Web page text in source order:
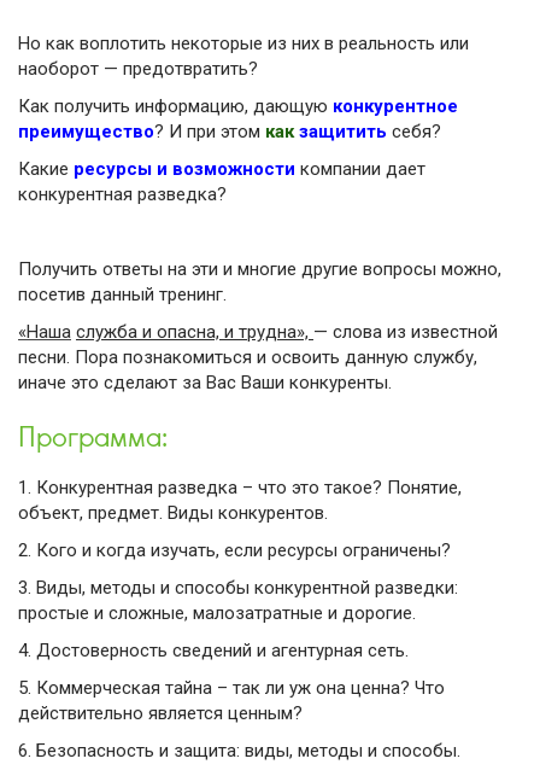
Но как воплотить некоторые из них в реальность или
наоборот — предотвратить?
Как получить информацию, дающую конкурентное
преимущество? И при этом какзащитить себя?
Какие ресурсы и возможности компании дает
конкурентная разведка?
Получить ответы на эти и многие другие вопросы можно,
посетив данный тренинг.
«Наша служба и опасна, и трудна», — слова из известной
песни. Пора познакомиться и освоить данную службу,
иначе это сделают за Вас Ваши конкуренты.
Программа:
1. Конкурентная разведка – что это такое? Понятие,
объект, предмет. Виды конкурентов.
2. Кого и когда изучать, если ресурсы ограничены?
3. Виды, методы и способы конкурентной разведки:
простые и сложные, малозатратные и дорогие.
4. Достоверность сведений и агентурная сеть.
5. Коммерческая тайна – так ли уж она ценна? Что
действительно является ценным?
6. Безопасность и защита: виды, методы и способы.